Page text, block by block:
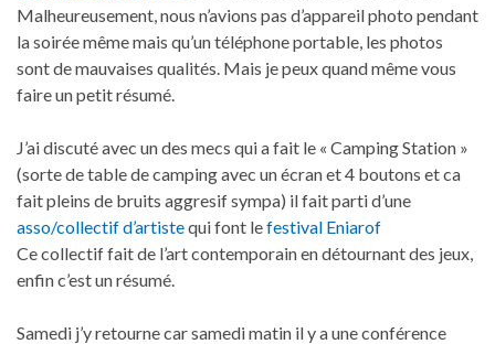
Malheureusement, nous n’avions pas d’appareil photo pendant
la soirée même mais qu’un téléphone portable, les photos
sont de mauvaises qualités. Mais je peux quand même vous
faire un petit résumé.
J’ai discuté avec un des mecs qui a fait le « Camping Station »
(sorte de table de camping avec un écran et 4 boutons et ca
fait pleins de bruits aggresif sympa) il fait parti d’une
asso/collectif d’artistequi font lefestival Eniarof
Ce collectif fait de l’art contemporain en détournant des jeux,
enfin c’est un résumé.
Samedi j’y retourne car samedi matin il y a une conférence